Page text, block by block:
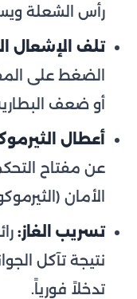
رأس الشعلة
تلف الإشعال
الضغط على
أو ضعف
أعطال
عن مفتاح
الأمان
تسريب الغاز:
نتيجة تآكل
تدخلاً فورياً.